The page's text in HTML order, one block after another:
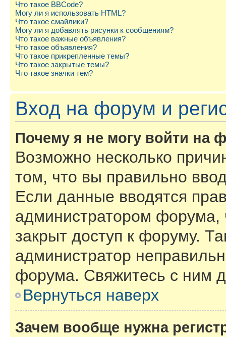
Что такое BBCode?
Могу ли я использовать HTML?
Что такое смайлики?
Могу ли я добавлять рисунки к сообщениям?
Что такое важные объявления?
Что такое объявления?
Что такое прикрепленные темы?
Что такое закрытые темы?
Что такое значки тем?
Вход на форум и
Почему я не могу войти на
Возможно несколько
том, что вы правильно
Если данные вводятся
администратором
закрыт доступ к форуму.
администратор
форума. Свяжитесь с ним
Вернуться наверх
Зачем вообще нужна